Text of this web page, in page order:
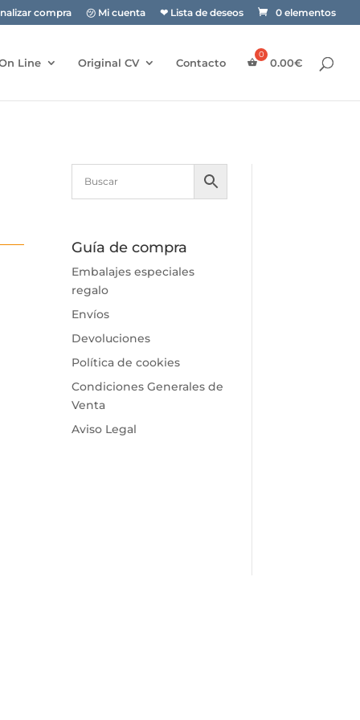
compra ㋡ Mi cuenta ❤ Lista de deseos 0 elementos
Line Original CV Contacto 0.00€
Guía de compra
Embalajes especiales
regalo
Envíos
Devoluciones
Política de cookies
Condiciones Generales de
Venta
Aviso Legal